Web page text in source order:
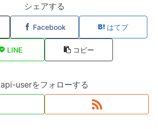
シェアする
Facebook はてブ
LINE コピー
api-userをフォローする